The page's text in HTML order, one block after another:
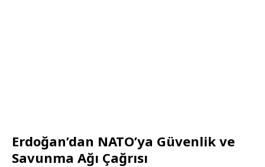
Erdoğan’dan NATO’ya Güvenlik ve
Savunma Ağı Çağrısı